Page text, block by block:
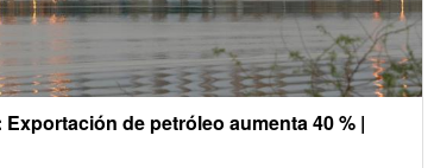
de petróleo aumenta 40 % |